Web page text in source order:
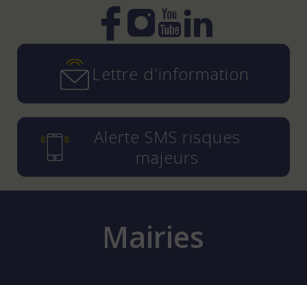
Instagram
YouTube
LinkedIn
Lettre d'information
Alerte SMS risques
majeurs
Mairies